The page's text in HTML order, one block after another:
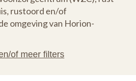
rustoord en/of
omgeving van Horion-
of meer filters